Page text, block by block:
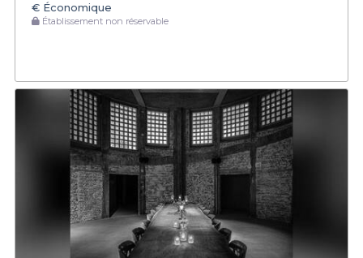
€ Économique
Établissement non réservable